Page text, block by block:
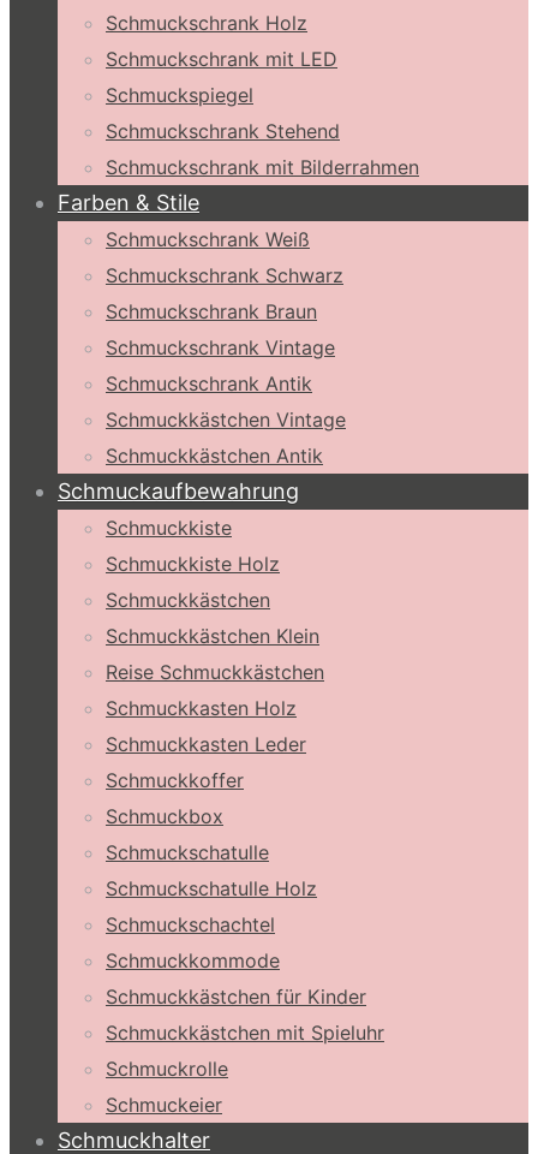
Schmuckschrank Holz
Schmuckschrank mit LED
Schmuckspiegel
Schmuckschrank Stehend
Schmuckschrank mit Bilderrahmen
Farben & Stile
Schmuckschrank Weiß
Schmuckschrank Schwarz
Schmuckschrank Braun
Schmuckschrank Vintage
Schmuckschrank Antik
Schmuckkästchen Vintage
Schmuckkästchen Antik
Schmuckaufbewahrung
Schmuckkiste
Schmuckkiste Holz
Schmuckkästchen
Schmuckkästchen Klein
Reise Schmuckkästchen
Schmuckkasten Holz
Schmuckkasten Leder
Schmuckkoffer
Schmuckbox
Schmuckschatulle
Schmuckschatulle Holz
Schmuckschachtel
Schmuckkommode
Schmuckkästchen für Kinder
Schmuckkästchen mit Spieluhr
Schmuckrolle
Schmuckeier
Schmuckhalter